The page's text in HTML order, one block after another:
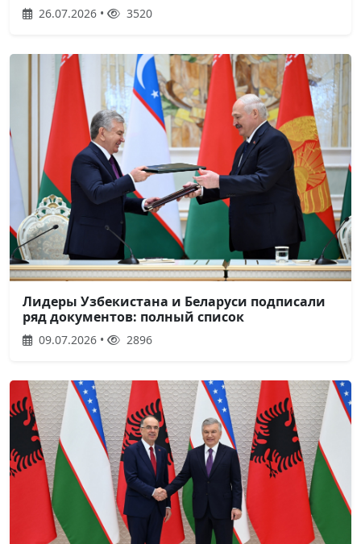
26.07.2026 • 3520
Лидеры Узбекистана и Беларуси подписали
ряд документов: полный список
09.07.2026 • 2896